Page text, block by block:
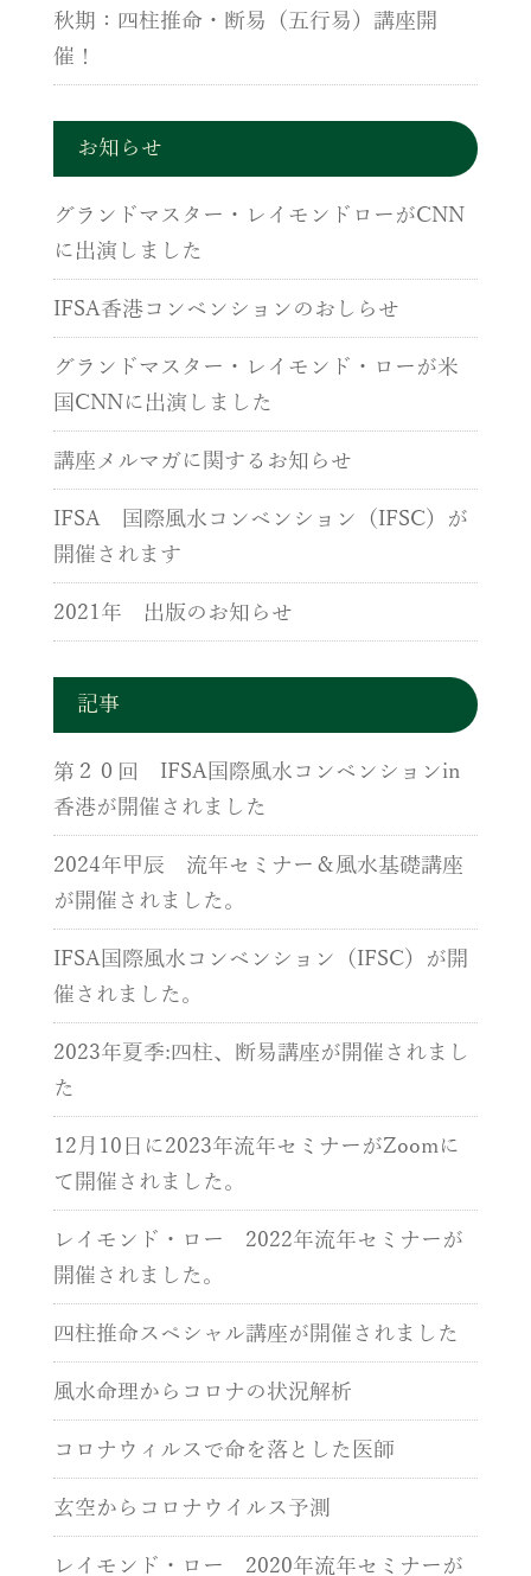
秋期：四柱推命・断易（五行易）講座開
催！
お知らせ
グランドマスター・レイモンドローがCNN
に出演しました
IFSA香港コンベンションのおしらせ
グランドマスター・レイモンド・ローが米
国CNNに出演しました
講座メルマガに関するお知らせ
IFSA 国際風水コンベンション（IFSC）が
開催されます
2021年 出版のお知らせ
記事
第２０回 IFSA国際風水コンベンションin
香港が開催されました
2024年甲辰 流年セミナー＆風水基礎講座
が開催されました。
IFSA国際風水コンベンション（IFSC）が開
催されました。
2023年夏季:四柱、断易講座が開催されまし
た
12月10日に2023年流年セミナーがZoomに
て開催されました。
レイモンド・ロー 2022年流年セミナーが
開催されました。
四柱推命スペシャル講座が開催されました
風水命理からコロナの状況解析
コロナウィルスで命を落とした医師
玄空からコロナウイルス予測
レイモンド・ロー 2020年流年セミナーが